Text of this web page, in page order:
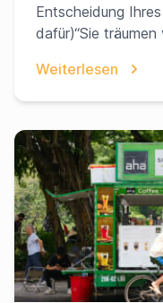
Entscheidung
dafür)“Sie
Weiterlesen